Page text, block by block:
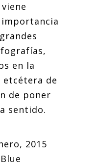
en la
de
de poner
sentido.
2015